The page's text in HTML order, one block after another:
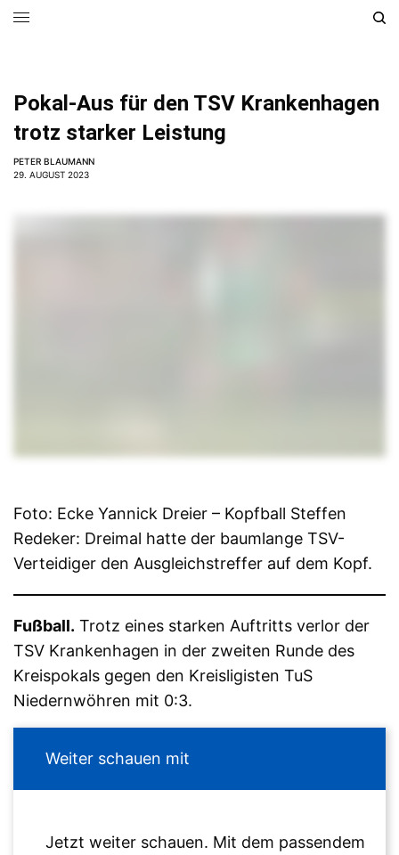
Pokal-Aus für den TSV Krankenhagen
trotz starker Leistung
PETER BLAUMANN
29. AUGUST 2023
Foto: Ecke Yannick Dreier – Kopfball Steffen
Redeker: Dreimal hatte der baumlange TSV-
Verteidiger den Ausgleichstreffer auf dem Kopf.
Fußball. Trotz eines starken Auftritts verlor der
TSV Krankenhagen in der zweiten Runde des
Kreispokals gegen den Kreisligisten TuS
Niedernwöhren mit 0:3.
Weiter schauen mit
Jetzt weiter schauen. Mit dem passendem